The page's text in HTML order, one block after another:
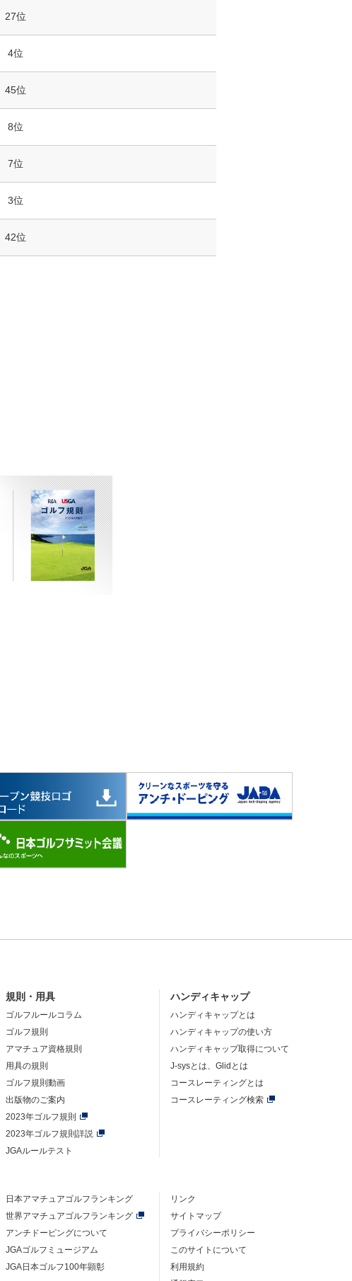
27位
4位
45位
8位
7位
3位
42位
規則・用具
ゴルフルールコラム
ゴルフ規則
アマチュア資格規則
用具の規則
ゴルフ規則動画
出版物のご案内
2023年ゴルフ規則
2023年ゴルフ規則詳説
JGAルールテスト
ハンディキャップ
ハンディキャップとは
ハンディキャップの使い方
ハンディキャップ取得について
J-sysとは、Glidとは
コースレーティングとは
コースレーティング検索
日本アマチュアゴルフランキング
世界アマチュアゴルフランキング
アンチドーピングについて
JGAゴルフミュージアム
JGA日本ゴルフ100年顕彰
リンク
サイトマップ
プライバシーポリシー
このサイトについて
利用規約